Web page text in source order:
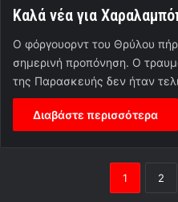
Καλά νέα για
Ο φόργουορντ του Θρύλου
σημερινή προπόνηση. Ο
της Παρασκευής δεν ήταν
Διαβάστε περισσότερα
1 2